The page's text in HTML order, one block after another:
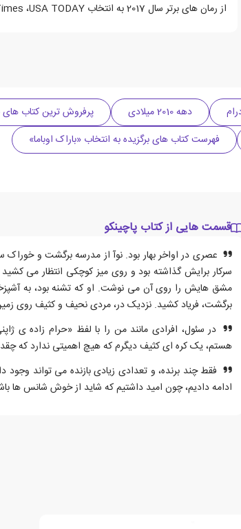
از رمان های برتر سال 2017 به انتخاب New York Times ،USA TODAY و Washington Post
دهه 2010 میلادی پرفروش ترین کتاب های
فهرست کتاب های برگزیده به انتخاب «باراک اوباما»
قسمت هایی از کتاب پاچینکو
عصری در اواخر بهار بود. نوآ از مدرسه برگشت و
سرکار برایش گذاشته بود و روی میز کوچکی انتظار می
مشق هایش را روی آن می نوشت. او که تشنه بود، به
برگشت، فریاد کشید. نزدیک در، مردی نحیف و کثیف روی
در سئول، افرادی مانند من را با لفظ «حرام زاده ی
هستم، یک کره ای کثیف دیگرم که هیچ اهمیتی ندارد که
فقط چند برنده، و تعدادی زیادی بازنده می تواند وجود
ادامه دادیم، چون امید داشتیم که شاید از خوش شانس ها